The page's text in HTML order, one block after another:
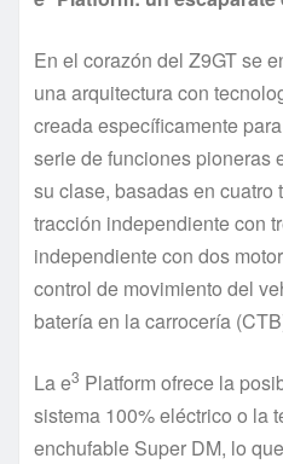
En el corazón del Z9GT se
una arquitectura con
creada específicamente
serie de funciones pioneras
su clase, basadas en cuatro
tracción independiente con
independiente con dos
control de movimiento del
batería en la carrocería
La e3 Platform ofrece la
sistema 100% eléctrico o la
enchufable Super DM, lo